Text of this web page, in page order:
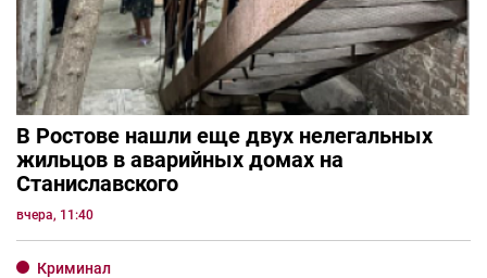
В Ростове нашли еще двух нелегальных
жильцов в аварийных домах на
Станиславского
вчера, 11:40
Криминал